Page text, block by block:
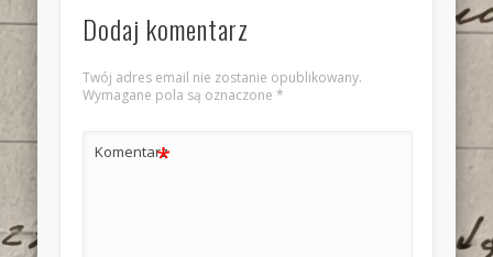
Dodaj komentarz
Twój adres email nie zostanie opublikowany.
Wymagane pola są oznaczone *
Komentarz
*